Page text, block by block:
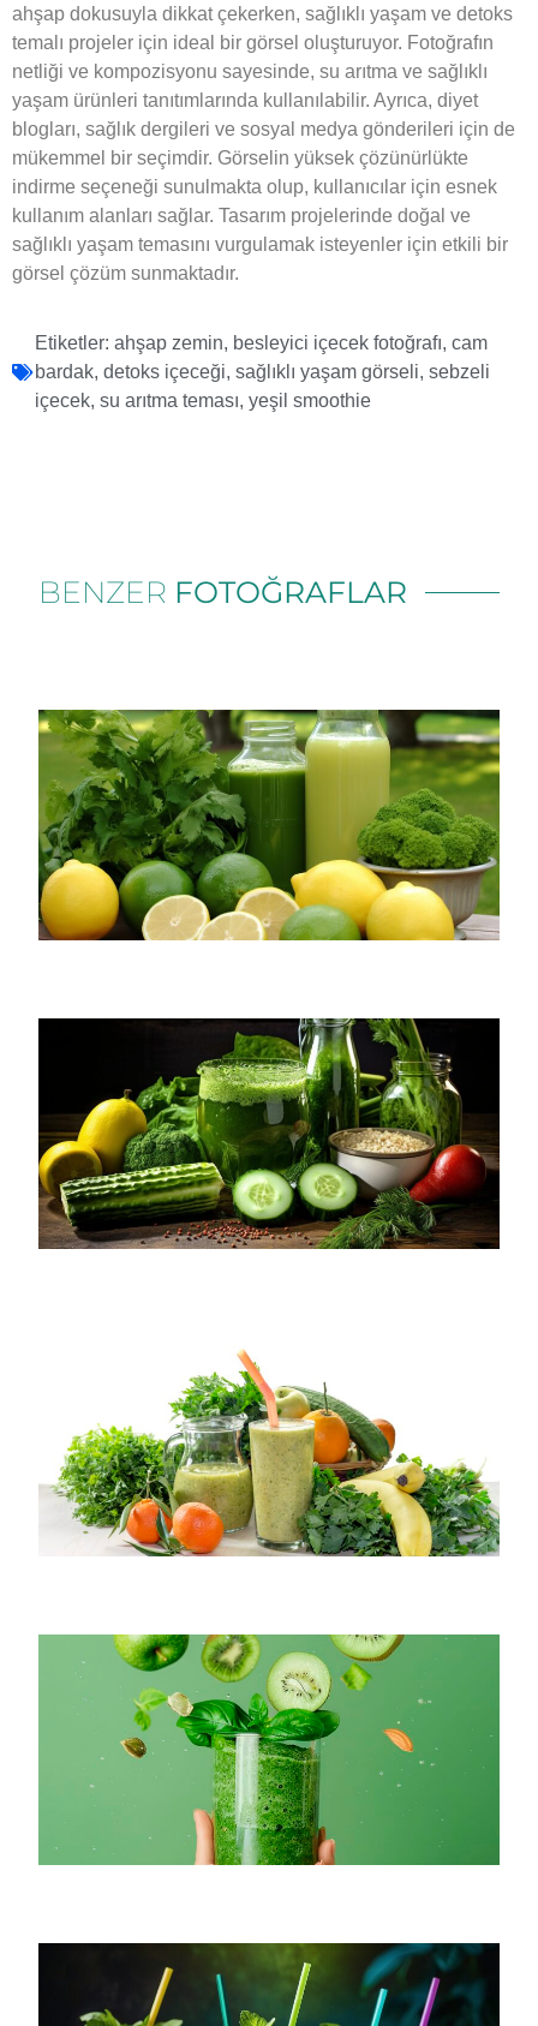
ahşap dokusuyla dikkat çekerken, sağlıklı yaşam ve detoks
temalı projeler için ideal bir görsel oluşturuyor. Fotoğrafın
netliği ve kompozisyonu sayesinde, su arıtma ve sağlıklı
yaşam ürünleri tanıtımlarında kullanılabilir. Ayrıca, diyet
blogları, sağlık dergileri ve sosyal medya gönderileri için de
mükemmel bir seçimdir. Görselin yüksek çözünürlükte
indirme seçeneği sunulmakta olup, kullanıcılar için esnek
kullanım alanları sağlar. Tasarım projelerinde doğal ve
sağlıklı yaşam temasını vurgulamak isteyenler için etkili bir
görsel çözüm sunmaktadır.
Etiketler: ahşap zemin, besleyici içecek fotoğrafı, cam
bardak, detoks içeceği, sağlıklı yaşam görseli, sebzeli
içecek, su arıtma teması, yeşil smoothie
BENZER FOTOĞRAFLAR